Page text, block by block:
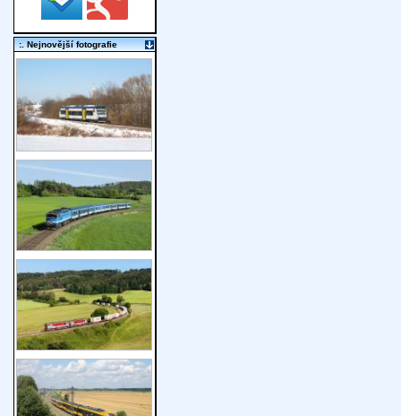
:. Nejnovější fotografie